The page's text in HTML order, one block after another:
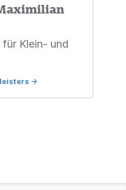
Klein- und
->